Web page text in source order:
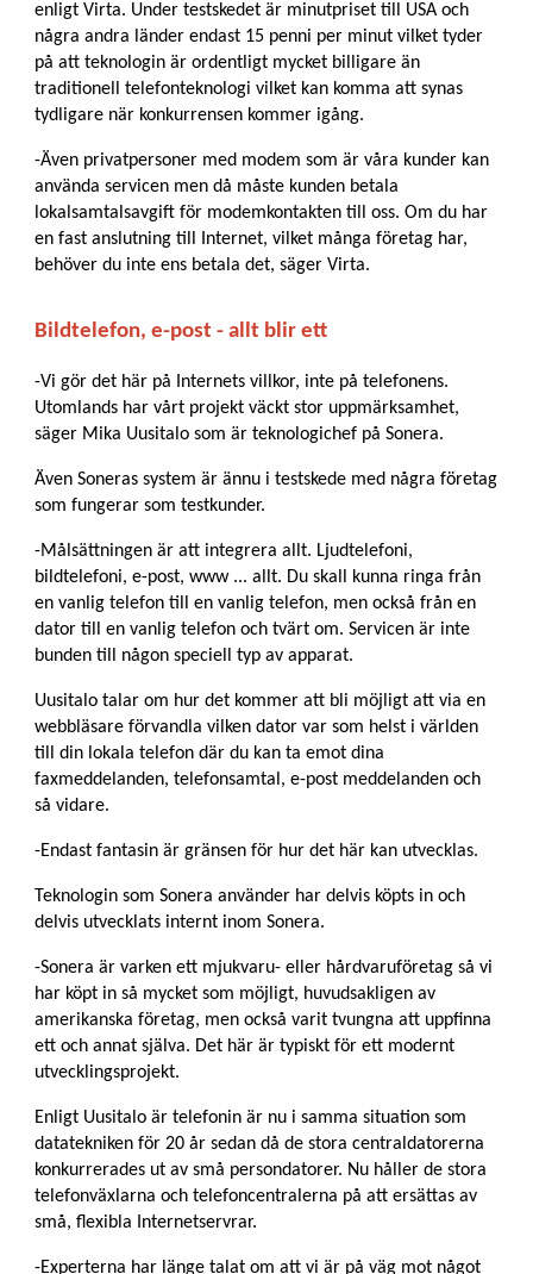
enligt Virta. Under testskedet är minutpriset till USA och
några andra länder endast 15 penni per minut vilket tyder
på att teknologin är ordentligt mycket billigare än
traditionell telefonteknologi vilket kan komma att synas
tydligare när konkurrensen kommer igång.
-Även privatpersoner med modem som är våra kunder kan
använda servicen men då måste kunden betala
lokalsamtalsavgift för modemkontakten till oss. Om du har
en fast anslutning till Internet, vilket många företag har,
behöver du inte ens betala det, säger Virta.
Bildtelefon, e-post - allt blir ett
-Vi gör det här på Internets villkor, inte på telefonens.
Utomlands har vårt projekt väckt stor uppmärksamhet,
säger Mika Uusitalo som är teknologichef på Sonera.
Även Soneras system är ännu i testskede med några företag
som fungerar som testkunder.
-Målsättningen är att integrera allt. Ljudtelefoni,
bildtelefoni, e-post, www ... allt. Du skall kunna ringa från
en vanlig telefon till en vanlig telefon, men också från en
dator till en vanlig telefon och tvärt om. Servicen är inte
bunden till någon speciell typ av apparat.
Uusitalo talar om hur det kommer att bli möjligt att via en
webbläsare förvandla vilken dator var som helst i världen
till din lokala telefon där du kan ta emot dina
faxmeddelanden, telefonsamtal, e-post meddelanden och
så vidare.
-Endast fantasin är gränsen för hur det här kan utvecklas.
Teknologin som Sonera använder har delvis köpts in och
delvis utvecklats internt inom Sonera.
-Sonera är varken ett mjukvaru- eller hårdvaruföretag så vi
har köpt in så mycket som möjligt, huvudsakligen av
amerikanska företag, men också varit tvungna att uppfinna
ett och annat själva. Det här är typiskt för ett modernt
utvecklingsprojekt.
Enligt Uusitalo är telefonin är nu i samma situation som
datatekniken för 20 år sedan då de stora centraldatorerna
konkurrerades ut av små persondatorer. Nu håller de stora
telefonväxlarna och telefoncentralerna på att ersättas av
små, flexibla Internetservrar.
-Experterna har länge talat om att vi är på väg mot något